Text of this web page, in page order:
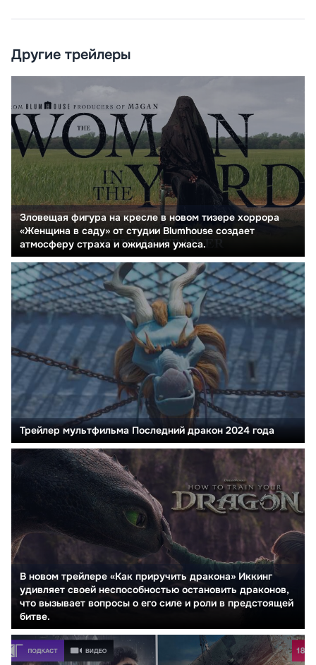
Другие трейлеры
Зловещая фигура на кресле в новом тизере хоррора
«Женщина в саду» от студии Blumhouse создает
атмосферу страха и ожидания ужаса.
Трейлер мультфильма Последний дракон 2024 года
В новом трейлере «Как приручить дракона» Иккинг
удивляет своей неспособностью остановить драконов,
что вызывает вопросы о его силе и роли в предстоящей
битве.